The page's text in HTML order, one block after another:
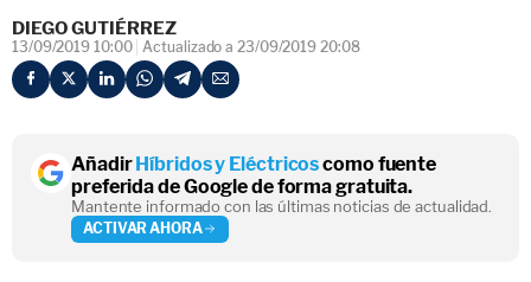
DIEGO GUTIÉRREZ
13/09/2019 10:00 Actualizado a 23/09/2019 20:08
AñadirHíbridos y Eléctricoscomo fuente
preferida de Google de forma gratuita.
Mantente informado con las últimas noticias de actualidad.
ACTIVAR AHORA